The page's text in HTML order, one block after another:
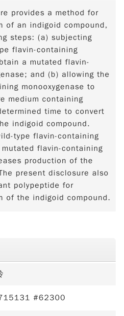
provides a method for
of an indigoid compound,
steps: (a) subjecting
flavin-containing
a mutated flavin-
and (b) allowing the
monooxygenase to
medium containing
time to convert
indigoid compound.
type flavin-containing
flavin-containing
production of the
present disclosure also
polypeptide for
of the indigoid compound.
#62300